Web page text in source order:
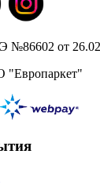
№86602 от
"Европаркет"